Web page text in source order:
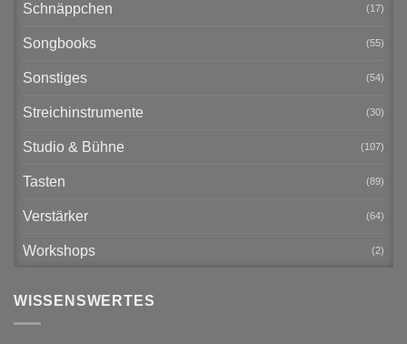
Schnäppchen (17)
Songbooks (55)
Sonstiges (54)
Streichinstrumente (30)
Studio & Bühne (107)
Tasten (89)
Verstärker (64)
Workshops (2)
WISSENSWERTES